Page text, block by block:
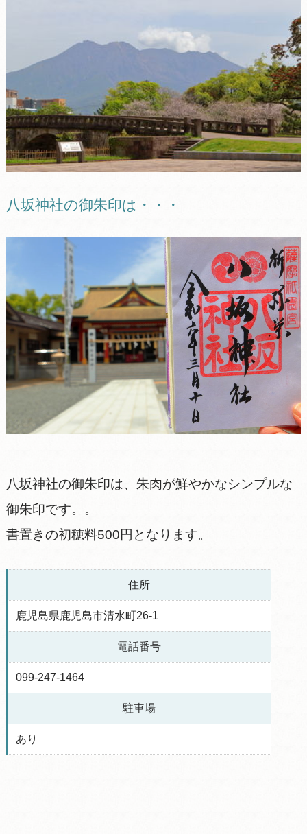
八坂神社の御朱印は・・・
八坂神社の御朱印は、朱肉が鮮やかなシンプルな
御朱印です。。
書置きの初穂料500円となります。
住所
鹿児島県鹿児島市清水町26-1
電話番号
099-247-1464
駐車場
あり